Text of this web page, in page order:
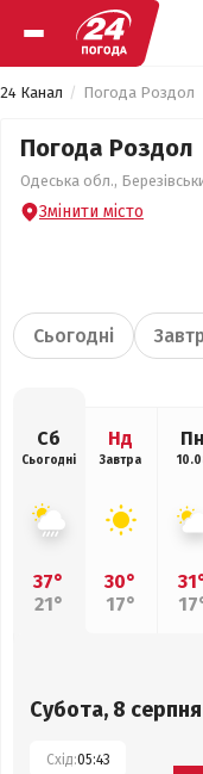
24 Канал Погода Роздол
Погода Роздол
Одеська обл.,
Змінити місто
Сьогодні
Сб
Сьогодні
37°
21°
Нд
Завтра
30°
17°
Пн
Субота, 8 серпня
Схід:05:43